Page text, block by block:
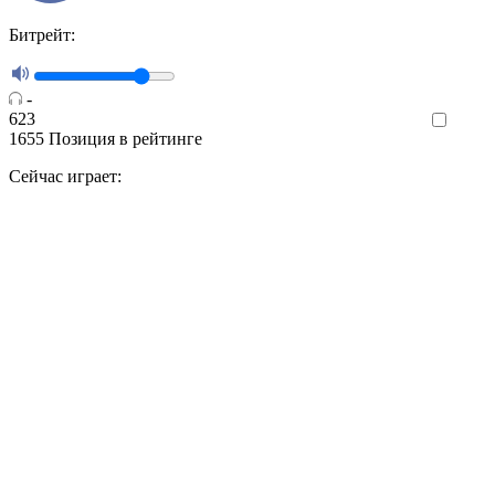
Битрейт:
-
623
1655 Позиция в рейтинге
Сейчас играет: